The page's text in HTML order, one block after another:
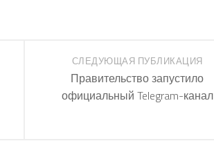
СЛЕДУЮЩАЯ ПУБЛИКАЦИЯ
Правительство запустило
официальный Telegram-канал